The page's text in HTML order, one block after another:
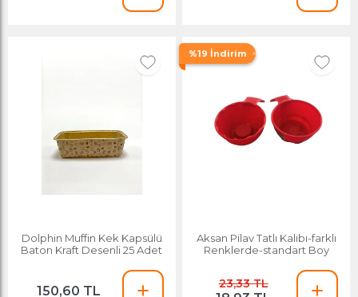
Dolphin Muffin Kek Kapsülü
Baton Kraft Desenli 25 Adet
150,60 TL
%19 İndirim
Aksan Pilav Tatlı Kalıbı-farklı
Renklerde-standart Boy
23,33 TL